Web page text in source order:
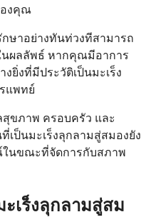
องคุณ
กษาอย่างทันท่วงทีสามารถ
นผลลัพธ์ หากคุณมีอาการ
ยิ่งที่มีประวัติเป็นมะเร็ง
แพทย์
ขภาพ ครอบครัว และ
เป็นมะเร็งลุกลามสู่สมองยัง
นขณะที่จัดการกับสภาพ
เร็งลุกลามสู่สม